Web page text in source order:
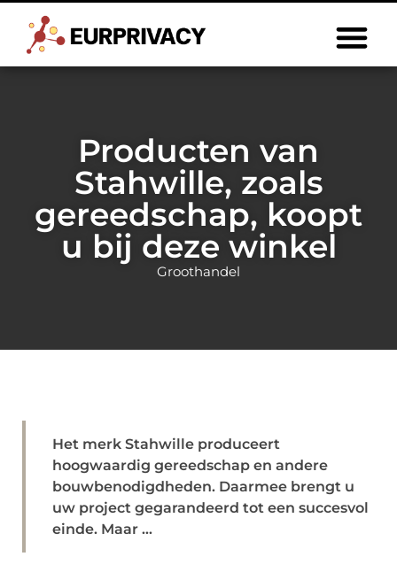
Producten van
Stahwille, zoals
gereedschap, koopt
u bij deze winkel
Groothandel
Het merk Stahwille produceert
hoogwaardig gereedschap en andere
bouwbenodigdheden. Daarmee brengt u
uw project gegarandeerd tot een succesvol
einde. Maar ...